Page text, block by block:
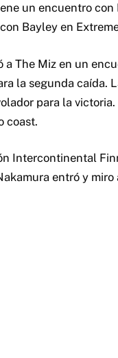
un encuentro
Bayley en
The Miz en un
la segunda caída.
para la
coast.
Intercontinental
entró y miro